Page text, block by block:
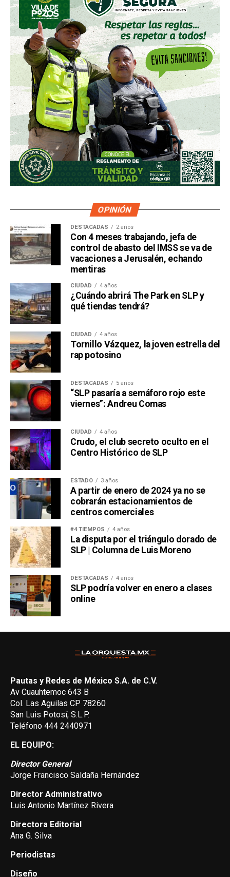
remota idea de lo que es, ni de lo cerca que pueda
estar, pero -les aseguro- viene.
Yo soy Jorge Saldaña.
OPINIÓN
DESTACADAS 2 años
Con 4 meses trabajando, jefa de
control de abasto del IMSS se va de
vacaciones a Jerusalén, echando
mentiras
CIUDAD 4 años
¿Cuándo abrirá The Park en SLP y
qué tiendas tendrá?
CIUDAD 4 años
Tornillo Vázquez, la joven estrella del
rap potosino
DESTACADAS 5 años
“SLP pasaría a semáforo rojo este
viernes”: Andreu Comas
CIUDAD 4 años
Crudo, el club secreto oculto en el
Centro Histórico de SLP
ESTADO 3 años
A partir de enero de 2024 ya no se
cobrarán estacionamientos de
centros comerciales
#4 TIEMPOS 4 años
La disputa por el triángulo dorado de
SLP | Columna de Luis Moreno
DESTACADAS 4 años
SLP podría volver en enero a clases
online
Pautas y Redes de México S.A. de C.V.
Av Cuauhtemoc 643 B
Col. Las Aguilas CP 78260
San Luis Potosí, S.L.P.
Teléfono 444 2440971
EL EQUIPO:
Director General
Jorge Francisco Saldaña Hernández
Director Administrativo
Luis Antonio Martínez Rivera
Directora Editorial
Ana G. Silva
Periodistas
Diseño